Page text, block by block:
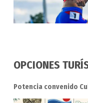
OPCIONES
Potencia convenido